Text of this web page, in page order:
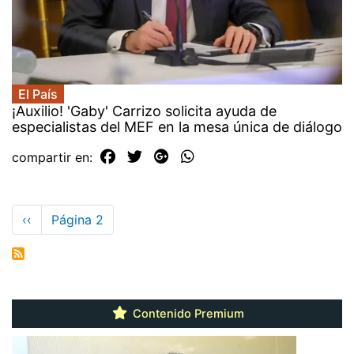
El País
¡Auxilio! 'Gaby' Carrizo solicita ayuda de
especialistas del MEF en la mesa única de diálogo
compartir en:
Paginación
Página
anterior
‹‹ Página 2
Contenido Premium